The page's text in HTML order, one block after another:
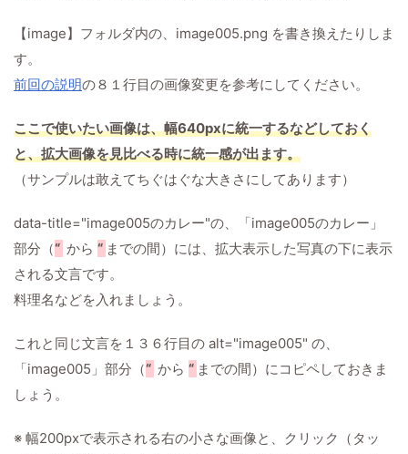
【image】フォルダ内の、image005.png を書き換えたりしま
す。
前回の説明の８１行目の画像変更を参考にしてください。
ここで使いたい画像は、幅640pxに統一するなどしておく
と、拡大画像を見比べる時に統一感が出ます。
（サンプルは敢えてちぐはぐな大きさにしてあります）
data-title="image005のカレー"の、「image005のカレー」
部分（“ から “ までの間）には、拡大表示した写真の下に表示
される文言です。
料理名などを入れましょう。
これと同じ文言を１３６行目の alt="image005" の、
「image005」部分（“ から “ までの間）にコピペしておきま
しょう。
※ 幅200pxで表示される右の小さな画像と、クリック（タッ